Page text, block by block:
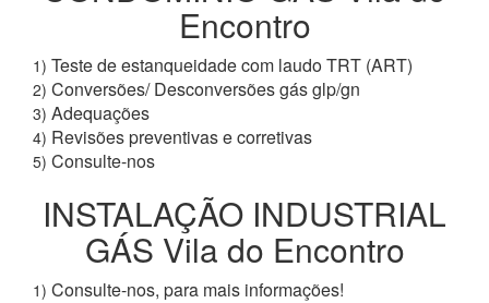
Encontro
1) Teste de estanqueidade com laudo TRT (ART)
2) Conversões/ Desconversões gás glp/gn
3) Adequações
4) Revisões preventivas e corretivas
5) Consulte-nos
INSTALAÇÃO INDUSTRIAL
GÁS Vila do Encontro
1) Consulte-nos, para mais informações!